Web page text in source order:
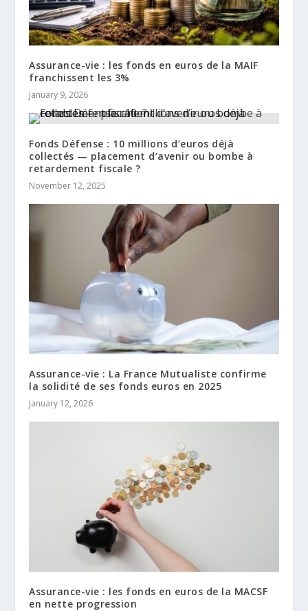
Assurance-vie : les fonds en euros de la MAIF
franchissent les 3%
January 9, 2026
Fonds Défense : 10 millions d’euros déjà
collectés — placement d’avenir ou bombe à
retardement fiscale ?
November 12, 2025
Assurance-vie : La France Mutualiste confirme
la solidité de ses fonds euros en 2025
January 12, 2026
Assurance-vie : les fonds en euros de la MACSF
en nette progression